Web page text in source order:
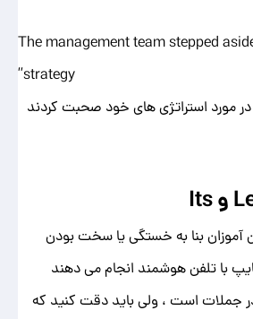
“The management team stepped
strategy”
در مورد استراتژی های خود صحبت کردند
آموزان بنا به خستگی یا سخت بودن
با تلفن هوشمند انجام می دهند
جملات است ، ولی باید دقت کنید که